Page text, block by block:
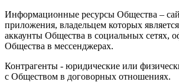
Информационные ресурсы Общества –
приложения, владельцем которых
аккаунты Общества в социальных сетях,
Общества в мессенджерах.
Контрагенты - юридические или
с Обществом в договорных отношениях.